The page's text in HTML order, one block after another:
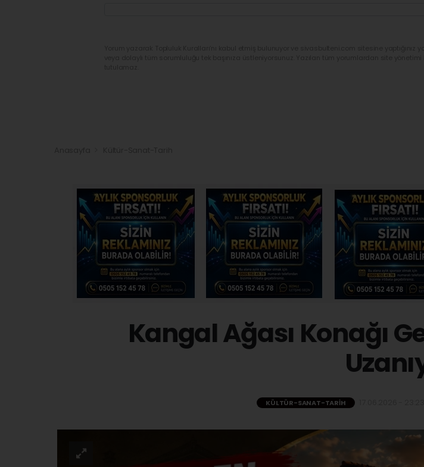
Kangal Ağası Konağı
KÜLTÜR-SANAT-TARIH